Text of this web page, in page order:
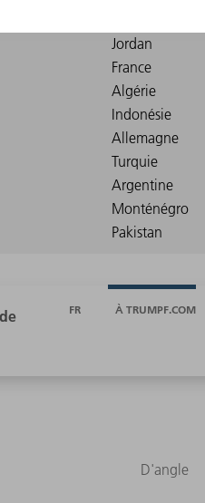
FR À TRUMPF.COM
D'angle